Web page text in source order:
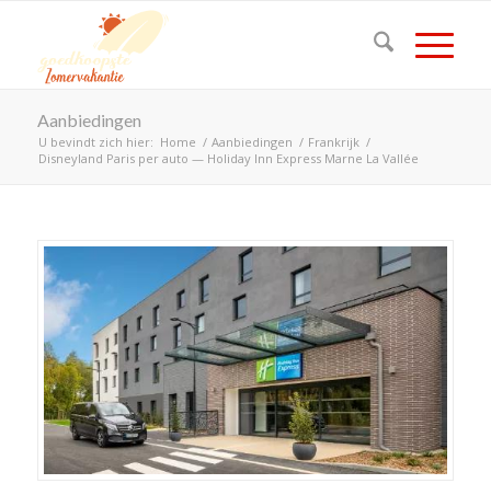
Aanbiedingen
U bevindt zich hier: Home / Aanbiedingen / Frankrijk /
Disneyland Paris per auto — Holiday Inn Express Marne La Vallée